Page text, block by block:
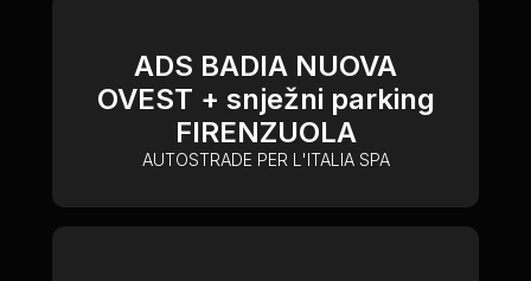
ADS BADIA NUOVA
OVEST + snježni parking
FIRENZUOLA
AUTOSTRADE PER L'ITALIA SPA